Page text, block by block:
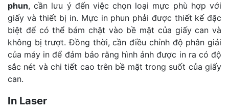
phun, cần lưu ý đến việc chọn loại mực phù hợp với
giấy và thiết bị in. Mực in phun phải được thiết kế đặc
biệt để có thể bám chặt vào bề mặt của giấy can và
không bị trượt. Đồng thời, cần điều chỉnh độ phân giải
của máy in để đảm bảo rằng hình ảnh được in ra có độ
sắc nét và chi tiết cao trên bề mặt trong suốt của giấy
can.
In Laser